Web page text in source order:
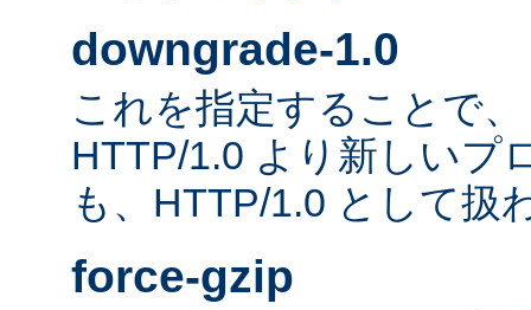
downgrade-1.0
これを指定することで
HTTP/1.0 より新しいプ
も、HTTP/1.0 として扱
force-gzip